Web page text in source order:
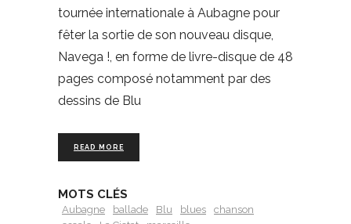
tournée internationale à Aubagne pour
fêter la sortie de son nouveau disque,
Navega !, en forme de livre-disque de 48
pages composé notamment par des
dessins de Blu
READ MORE
MOTS CLÉS
Aubagne ballade Blu blues
chanson